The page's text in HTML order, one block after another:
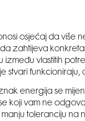
osjećaj da više
zahtijeva
između vlastitih
stvari funkcioniraju,
energija se
koji vam ne
toleranciju na